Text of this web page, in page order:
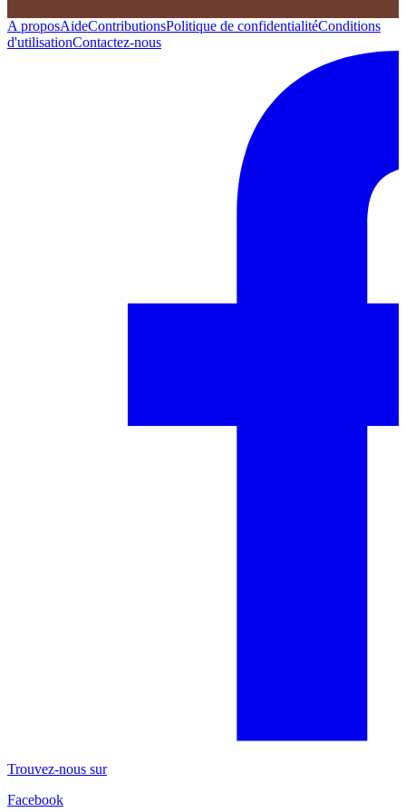
A proposAideContributionsPolitique de confidentialitéConditions
d'utilisationContactez-nous
Trouvez-nous sur
Facebook